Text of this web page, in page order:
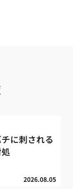
に刺される
2026.08.05